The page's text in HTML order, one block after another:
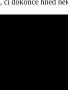
či dokonce hned